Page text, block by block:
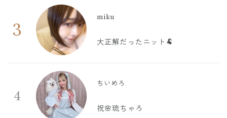
3
miku
大正解だったニット🐏
4
ちいめろ
祝🌸琉ちゃろ